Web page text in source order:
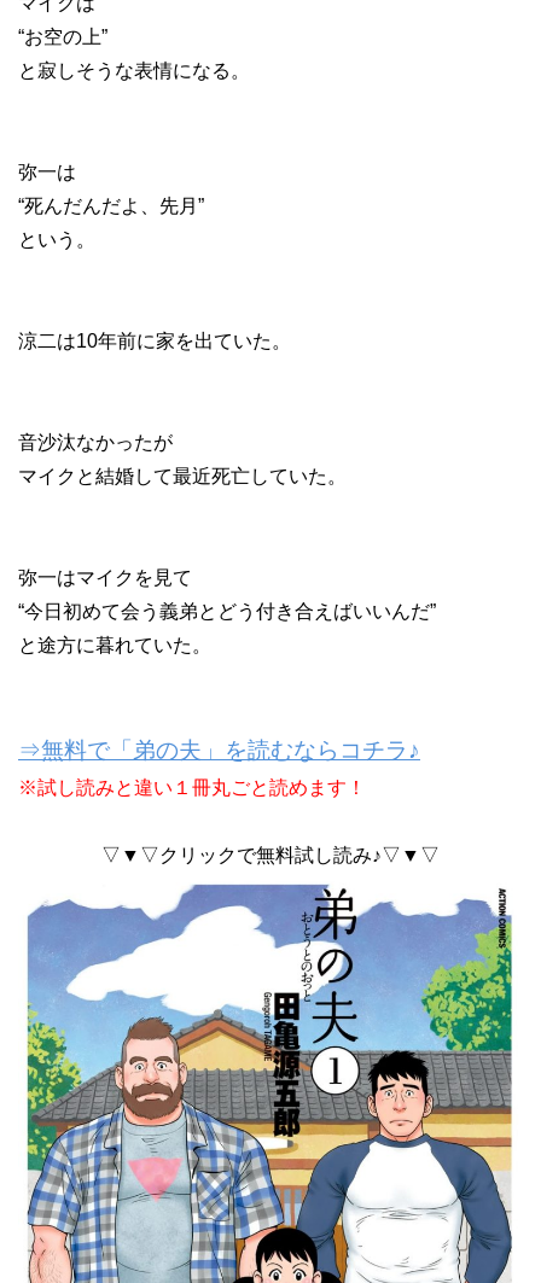
“お空の上”
と寂しそうな表情になる。
弥一は
“死んだんだよ、先月”
という。
涼二は10年前に家を出ていた。
音沙汰なかったが
マイクと結婚して最近死亡していた。
弥一はマイクを見て
“今日初めて会う義弟とどう付き合えばいいんだ”
と途方に暮れていた。
⇒無料で「弟の夫」を読むならコチラ♪
※試し読みと違い１冊丸ごと読めます！
▽▼▽クリックで無料試し読み♪▽▼▽